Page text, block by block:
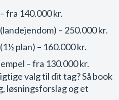
fra 140.000 kr.
– 250.000 kr.
plan) – 160.000 kr.
– fra 130.000 kr.
valg til dit tag? Så book
løsningsforslag og et